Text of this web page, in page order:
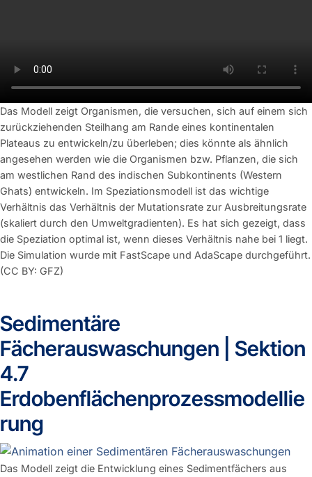
Das Modell zeigt Organismen, die versuchen, sich auf einem sich
zurückziehenden Steilhang am Rande eines kontinentalen
Plateaus zu entwickeln/zu überleben; dies könnte als ähnlich
angesehen werden wie die Organismen bzw. Pflanzen, die sich
am westlichen Rand des indischen Subkontinents (Western
Ghats) entwickeln. Im Speziationsmodell ist das wichtige
Verhältnis das Verhältnis der Mutationsrate zur Ausbreitungsrate
(skaliert durch den Umweltgradienten). Es hat sich gezeigt, dass
die Speziation optimal ist, wenn dieses Verhältnis nahe bei 1 liegt.
Die Simulation wurde mit FastScape und AdaScape durchgeführt.
(CC BY: GFZ)
Sedimentäre
Fächerauswaschungen | Sektion
4.7
Erdobenflächenprozessmodellie
rung
Das Modell zeigt die Entwicklung eines Sedimentfächers aus